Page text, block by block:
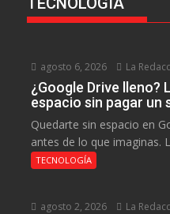
agosto 6, 2026 La
¿Google Drive lleno?
espacio sin pagar un
Quedarte sin espacio en
antes de lo que imaginas.
TECNOLOGÍA
agosto 2, 2026 La